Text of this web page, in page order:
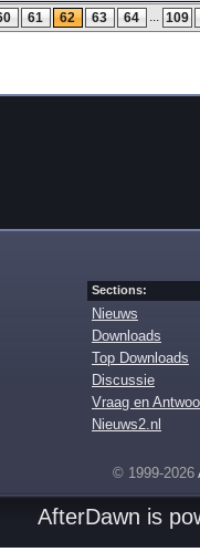
61 62 63 64 ... 109
Sections:
Nieuws
Downloads
Top Downloads
Discussie
Vraag en
Nieuws2.nl
© 1999-2026
AfterDawn is